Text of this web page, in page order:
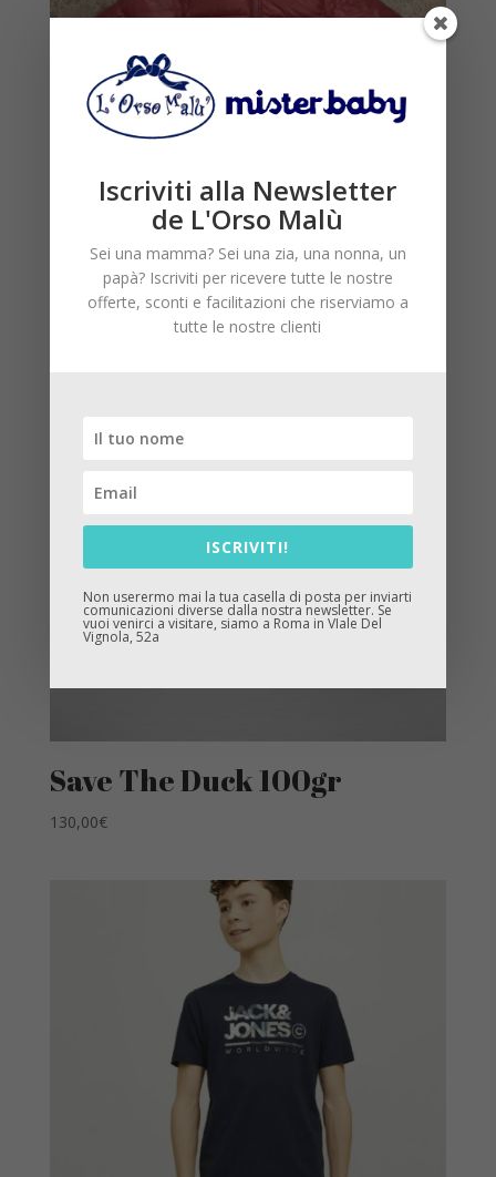
Save The Duck neonata
€
Save The Duck 100gr
130,00€
Iscriviti alla Newsletter
de L'Orso Malù
Sei una mamma? Sei una zia, una nonna, un
papà? Iscriviti per ricevere tutte le nostre
offerte, sconti e facilitazioni che riserviamo a
tutte le nostre clienti
ISCRIVITI!
Non userermo mai la tua casella di posta per inviarti
comunicazioni diverse dalla nostra newsletter. Se
vuoi venirci a visitare, siamo a Roma in VIale Del
Vignola, 52a